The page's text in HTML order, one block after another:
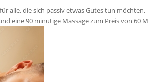
alle, die sich passiv etwas Gutes tun möchten.
eine 90 minütige Massage zum Preis von 60